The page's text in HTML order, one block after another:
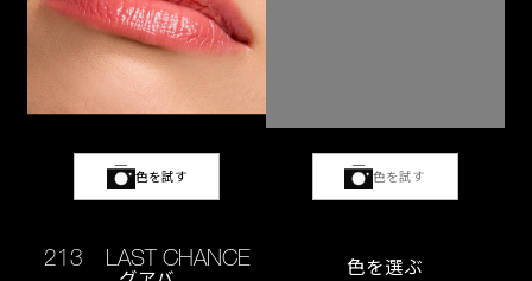
色を試す
213 LAST CHANCE
色を試す
色を選ぶ